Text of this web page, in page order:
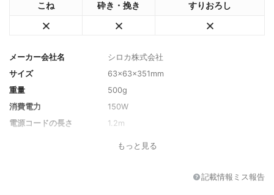
こね 砕き・挽き すりおろし
メーカー会社名
シロカ株式会社
サイズ
63×63×351mm
重量
500g
消費電力
150W
電源コードの長さ
1.2m
もっと見る
記載情報ミス報告